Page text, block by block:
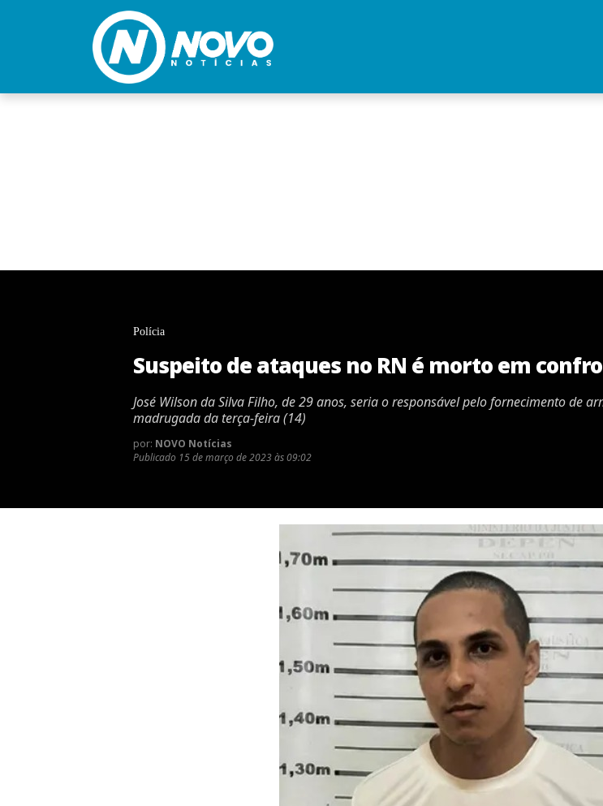
Polícia
Suspeito de ataques no RN é morto em
José Wilson da Silva Filho, de 29 anos, seria o responsável pelo fornecimento de
madrugada da terça-feira (14)
por: NOVO Notícias
Publicado 15 de março de 2023 às 09:02